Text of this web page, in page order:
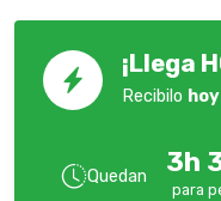
¡Llega
Recibilo hoy
Quedan 3h
para